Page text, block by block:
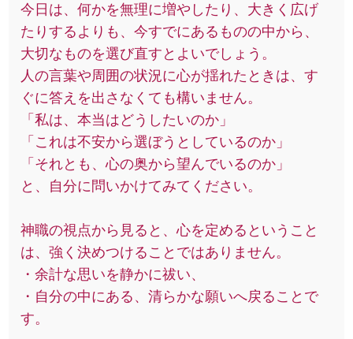
今日は、何かを無理に増やしたり、大きく広げ
たりするよりも、今すでにあるものの中から、
大切なものを選び直すとよいでしょう。
人の言葉や周囲の状況に心が揺れたときは、す
ぐに答えを出さなくても構いません。
「私は、本当はどうしたいのか」
「これは不安から選ぼうとしているのか」
「それとも、心の奥から望んでいるのか」
と、自分に問いかけてみてください。
神職の視点から見ると、心を定めるということ
は、強く決めつけることではありません。
・余計な思いを静かに祓い、
・自分の中にある、清らかな願いへ戻ることで
す。